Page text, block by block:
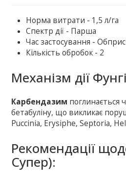
Норма витрати - 1,5 л/га
Спектр дії - Парша
Час застосування -
Кількість обробок - 2
Механізм дії
Карбендазим поглинається
бетабуліну, що викликає
Puccinia, Erysiphe, Septoria,
Рекомендації
Супер):